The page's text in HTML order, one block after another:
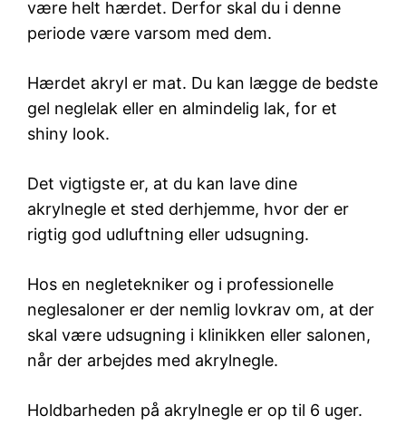
være helt hærdet. Derfor skal du i denne
periode være varsom med dem.
Hærdet akryl er mat. Du kan lægge de bedste
gel neglelak eller en almindelig lak, for et
shiny look.
Det vigtigste er, at du kan lave dine
akrylnegle et sted derhjemme, hvor der er
rigtig god udluftning eller udsugning.
Hos en negletekniker og i professionelle
neglesaloner er der nemlig lovkrav om, at der
skal være udsugning i klinikken eller salonen,
når der arbejdes med akrylnegle.
Holdbarheden på akrylnegle er op til 6 uger.